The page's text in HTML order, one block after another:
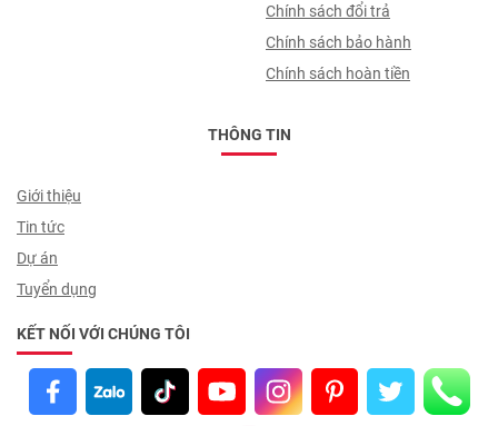
trình giao nhận
Chính sách đổi trả
Chính sách bảo hành
Chính sách hoàn tiền
THÔNG TIN
Giới thiệu
Tin tức
Dự án
Tuyển dụng
KẾT NỐI VỚI CHÚNG TÔI